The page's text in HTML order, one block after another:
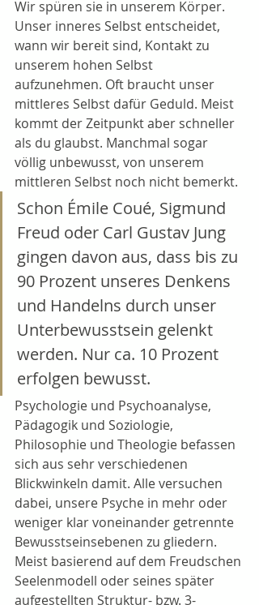
Wir spüren sie in unserem Körper.
Unser inneres Selbst entscheidet,
wann wir bereit sind, Kontakt zu
unserem hohen Selbst
aufzunehmen. Oft braucht unser
mittleres Selbst dafür Geduld. Meist
kommt der Zeitpunkt aber schneller
als du glaubst. Manchmal sogar
völlig unbewusst, von unserem
mittleren Selbst noch nicht bemerkt.
Schon Émile Coué, Sigmund
Freud oder Carl Gustav Jung
gingen davon aus, dass bis zu
90 Prozent unseres Denkens
und Handelns durch unser
Unterbewusstsein gelenkt
werden. Nur ca. 10 Prozent
erfolgen bewusst.
Psychologie und Psychoanalyse,
Pädagogik und Soziologie,
Philosophie und Theologie befassen
sich aus sehr verschiedenen
Blickwinkeln damit. Alle versuchen
dabei, unsere Psyche in mehr oder
weniger klar voneinander getrennte
Bewusstseinsebenen zu gliedern.
Meist basierend auf dem Freudschen
Seelenmodell oder seines später
aufgestellten Struktur- bzw. 3-